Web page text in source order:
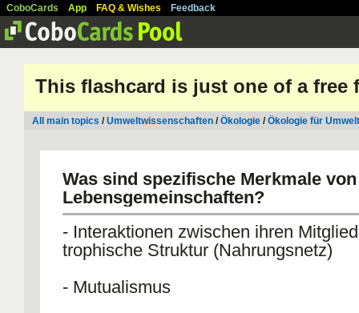
CoboCards App FAQ & Wishes Feedback
This flashcard is just one of a free
All main topics /Umweltwissenschaften /Ökologie /Ökologie für
Was sind spezifische Merkmale von
Lebensgemeinschaften?
- Interaktionen zwischen ihren
trophische Struktur (Nahrungsnetz)
- Mutualismus